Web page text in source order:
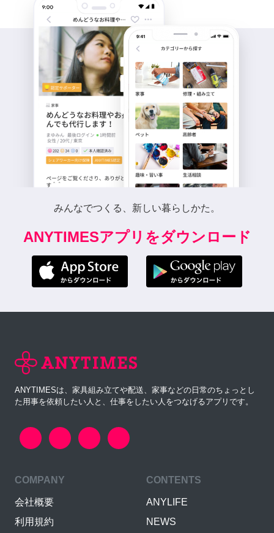
みんなでつくる、新しい暮らしかた。
ANYTIMESアプリをダウンロード
ANYTIMESは、家具組み立てや配送、家事などの日常のちょっとし
た用事を依頼したい人と、仕事をしたい人をつなげるアプリです。
COMPANY
会社概要
利用規約
CONTENTS
ANYLIFE
NEWS